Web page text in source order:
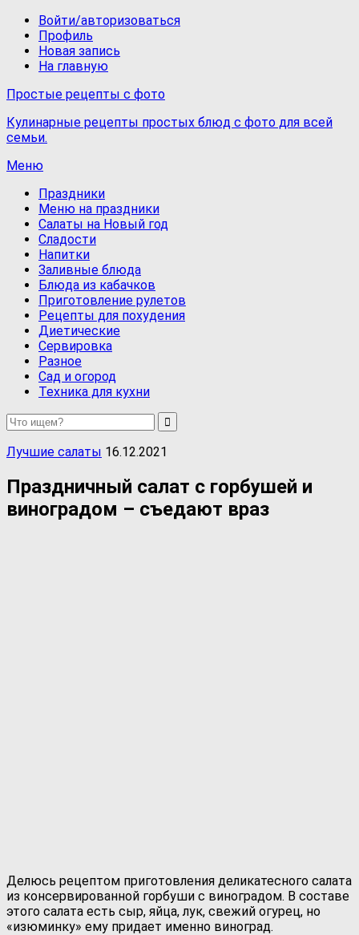
Войти/авторизоваться
Профиль
Новая запись
На главную
Простые рецепты с фото
Кулинарные рецепты простых блюд с фото для всей
семьи.
Меню
Праздники
Меню на праздники
Салаты на Новый год
Сладости
Напитки
Заливные блюда
Блюда из кабачков
Приготовление рулетов
Рецепты для похудения
Диетические
Сервировка
Разное
Сад и огород
Техника для кухни
Лучшие салаты 16.12.2021
Праздничный салат с горбушей и
виноградом – съедают враз
Делюсь рецептом приготовления деликатесного салата
из консервированной горбуши с виноградом. В составе
этого салата есть сыр, яйца, лук, свежий огурец, но
«изюминку» ему придает именно виноград.